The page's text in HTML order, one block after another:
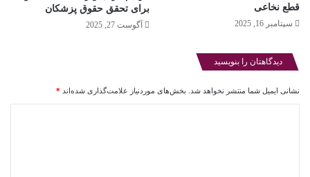
قطع نخاعی
سپتامبر 16, 2025
برای تحقق حقوق پزشکان
آگوست 27, 2025
دیدگاهتان را بنویسید
نشانی ایمیل شما منتشر نخواهد شد. بخش‌های موردنیاز علامت‌گذاری شده‌اند *